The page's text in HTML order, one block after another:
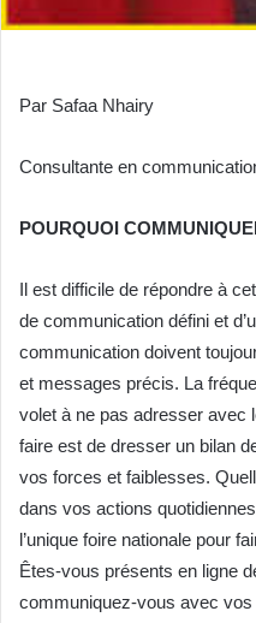
Par Safaa Nhairy
Consultante en
POURQUOI
Il est difficile de répondre à
de communication défini et
communication doivent
et messages précis. La
volet à ne pas adresser avec
faire est de dresser un bilan
vos forces et faiblesses.
dans vos actions
l’unique foire nationale pour
Êtes-vous présents en ligne
communiquez-vous avec